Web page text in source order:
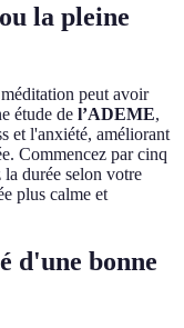
la pleine
peut avoir
étude de l’ADEME,
et l'anxiété, améliorant
Commencez par cinq
la durée selon votre
plus calme et
d'une bonne